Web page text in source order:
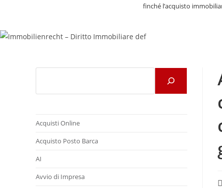
Affinché l’acquisto
Acquisti Online
Acquisto Posto Barca
AI
Avvio di Impresa